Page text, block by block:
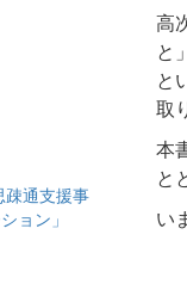
疎通支援事
ョン」
高
と
と
取
本
と
い